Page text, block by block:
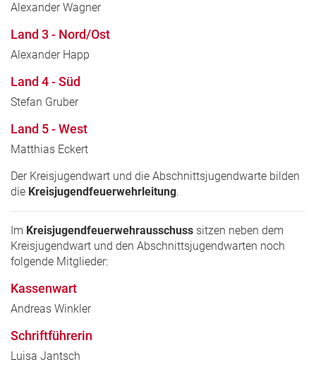
Alexander Wagner
Land 3 - Nord/Ost
Alexander Happ
Land 4 - Süd
Stefan Gruber
Land 5 - West
Matthias Eckert
Der Kreisjugendwart und die Abschnittsjugendwarte bilden
die Kreisjugendfeuerwehrleitung.
Im Kreisjugendfeuerwehrausschuss sitzen neben dem
Kreisjugendwart und den Abschnittsjugendwarten noch
folgende Mitglieder:
Kassenwart
Andreas Winkler
Schriftführerin
Luisa Jantsch